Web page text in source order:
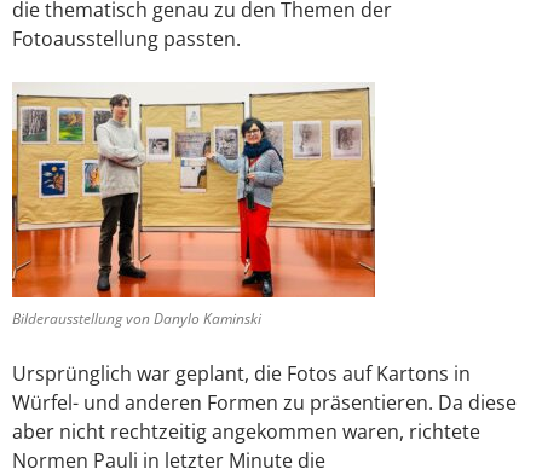
die thematisch genau zu den Themen der
Fotoausstellung passten.
Bilderausstellung von Danylo Kaminski
Ursprünglich war geplant, die Fotos auf Kartons in
Würfel- und anderen Formen zu präsentieren. Da diese
aber nicht rechtzeitig angekommen waren, richtete
Normen Pauli in letzter Minute die